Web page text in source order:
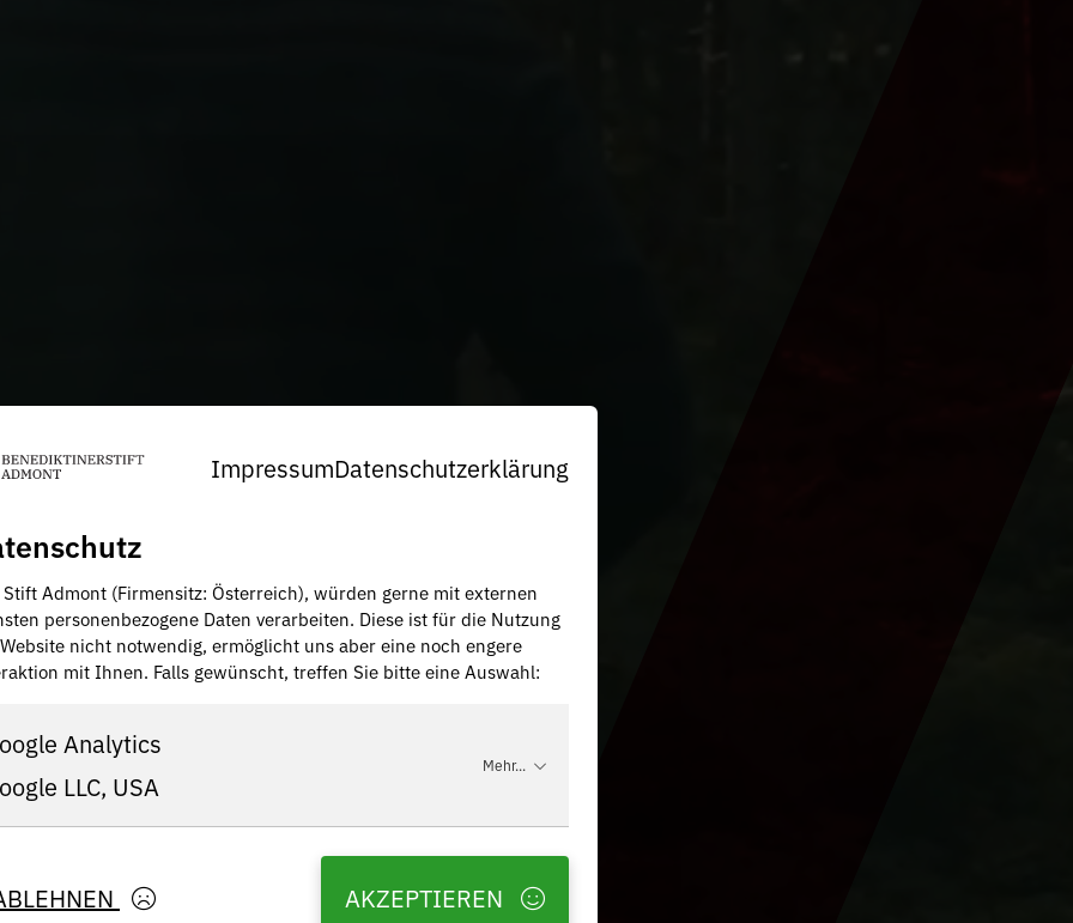
ImpressumDatenschutzerklärung
Stift Admont (Firmensitz: Österreich), würden gerne mit externen
personenbezogene Daten verarbeiten. Diese ist für die Nutzung
nicht notwendig, ermöglicht uns aber eine noch engere
mit Ihnen. Falls gewünscht, treffen Sie bitte eine Auswahl:
Analytics
LLC, USA
Mehr...
AKZEPTIEREN